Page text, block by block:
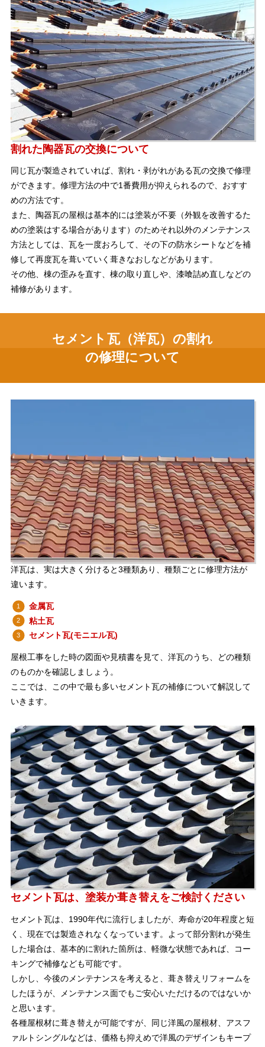
割れた陶器瓦の交換について
同じ瓦が製造されていれば、割れ・剥がれがある瓦の交換で修理
ができます。修理方法の中で1番費用が抑えられるので、おすす
めの方法です。
また、陶器瓦の屋根は基本的には塗装が不要（外観を改善するた
めの塗装はする場合があります）のためそれ以外のメンテナンス
方法としては、瓦を一度おろして、その下の防水シートなどを補
修して再度瓦を葺いていく葺きなおしなどがあります。
その他、棟の歪みを直す、棟の取り直しや、漆喰詰め直しなどの
補修があります。
セメント瓦（洋瓦）の割れ
の修理について
洋瓦は、実は大きく分けると3種類あり、種類ごとに修理方法が
違います。
金属瓦
粘土瓦
セメント瓦(モニエル瓦)
屋根工事をした時の図面や見積書を見て、洋瓦のうち、どの種類
のものかを確認しましょう。
ここでは、この中で最も多いセメント瓦の補修について解説して
いきます。
セメント瓦は、塗装か葺き替えをご検討ください
セメント瓦は、1990年代に流行しましたが、寿命が20年程度と短
く、現在では製造されなくなっています。よって部分割れが発生
した場合は、基本的に割れた箇所は、軽微な状態であれば、コー
キングで補修なども可能です。
しかし、今後のメンテナンスを考えると、葺き替えリフォームを
したほうが、メンテナンス面でもご安心いただけるのではないか
と思います。
各種屋根材に葺き替えが可能ですが、同じ洋風の屋根材、アスフ
ァルトシングルなどは、価格も抑えめで洋風のデザインもキープ